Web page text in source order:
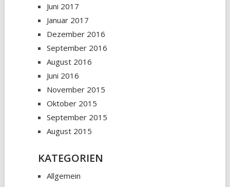
Juni 2017
Januar 2017
Dezember 2016
September 2016
August 2016
Juni 2016
November 2015
Oktober 2015
September 2015
August 2015
KATEGORIEN
Allgemein